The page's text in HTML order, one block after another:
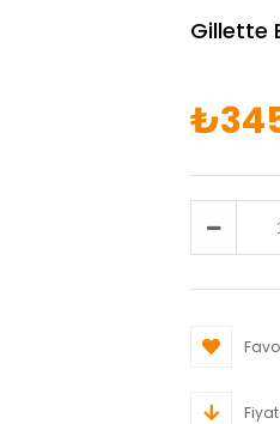
Gillette